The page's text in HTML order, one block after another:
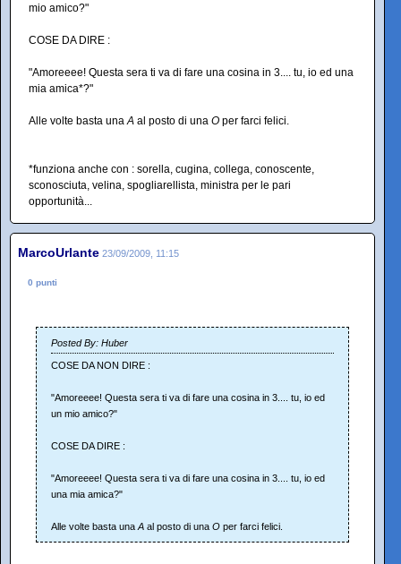
mio amico?"
COSE DA DIRE :
"Amoreeee! Questa sera ti va di fare una cosina in 3.... tu, io ed una
mia amica*?"
Alle volte basta una A al posto di una O per farci felici.
*funziona anche con : sorella, cugina, collega, conoscente,
sconosciuta, velina, spogliarellista, ministra per le pari
opportunità...
MarcoUrlante 23/09/2009, 11:15
0 punti
Posted By: Huber
COSE DA NON DIRE :
"Amoreeee! Questa sera ti va di fare una cosina in 3.... tu, io ed
un mio amico?"
COSE DA DIRE :
"Amoreeee! Questa sera ti va di fare una cosina in 3.... tu, io ed
una mia amica?"
Alle volte basta una A al posto di una O per farci felici.